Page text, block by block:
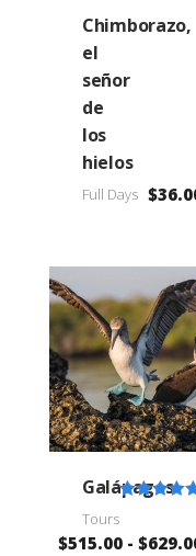
Chimborazo,
el
señor
de
los
hielos
Full Days $
Galápagos
5.00
Tours
$515.00- $